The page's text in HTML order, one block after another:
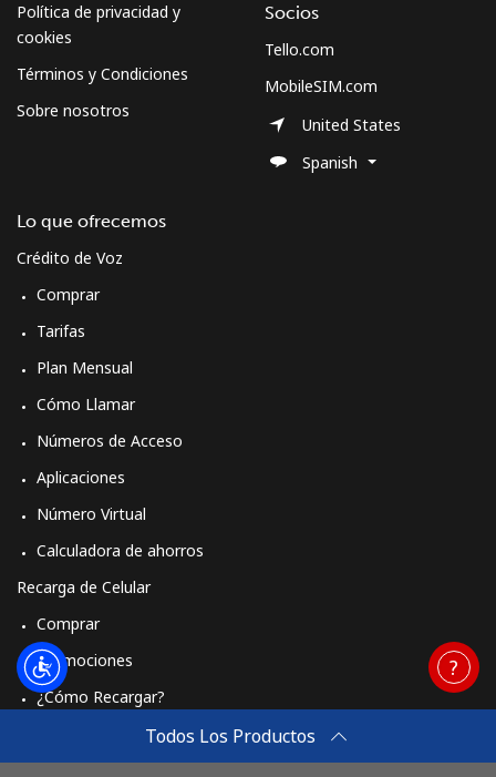
Todos Los Productos
Política de privacidad y
cookies
Términos y Condiciones
Sobre nosotros
Lo que ofrecemos
Crédito de Voz
Comprar
Tarifas
Plan Mensual
Cómo Llamar
Números de Acceso
Aplicaciones
Número Virtual
Calculadora de ahorros
Recarga de Celular
Comprar
Promociones
¿Cómo Recargar?
Socios
Tello.com
MobileSIM.com
United States
Spanish